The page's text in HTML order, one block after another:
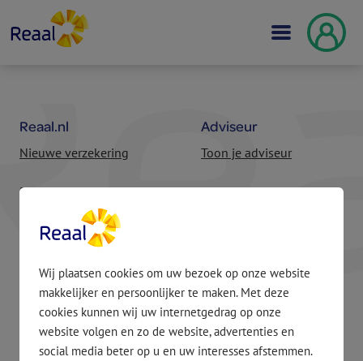
Wij plaatsen cookies om uw bezoek op onze website
makkelijker en persoonlijker te maken. Met deze
cookies kunnen wij uw internetgedrag op onze
website volgen en zo de website, advertenties en
social media beter op u en uw interesses afstemmen.
Reaal.nl
Nieuwe verzekering
Bestaande verzekering of
Beleggingsbeleid
MijnReaal
Inloggen
Account aanmaken
Adviseur
Toon je adviseur
Vind een adviseur
Overig
Vacatures
Klacht melden